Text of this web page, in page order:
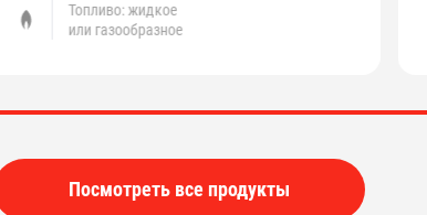
Топливо: жидкое
или газообразное
Посмотреть все продукты